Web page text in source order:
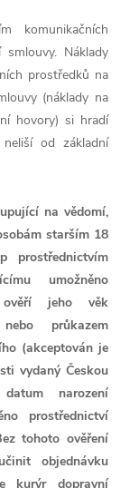
Náklady
prostředků na
(náklady na
hovory) si hradí
od základní
na vědomí,
starším 18
prostřednictvím
umožněno
ověří jeho věk
průkazem
(akceptován je
vydaný Českou
narození
prostřednictví
tohoto ověření
objednávku
kurýr dopravní